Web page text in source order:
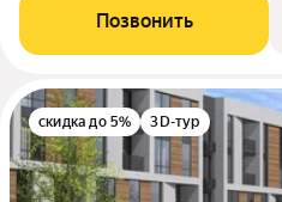
Позвонить
скидка до 5% 3D-тур